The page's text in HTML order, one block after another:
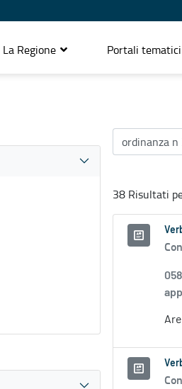
La Regione Portali tematici
38 Risultati